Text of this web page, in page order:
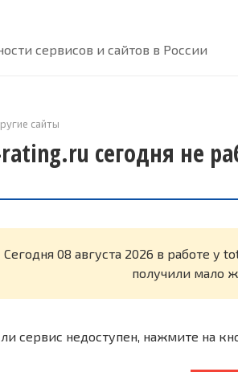
сервисов и сайтов в России
сайты
сегодня не
Cегодня 08 августа 2026 в работе
получили мало
сервис недоступен, нажмите на